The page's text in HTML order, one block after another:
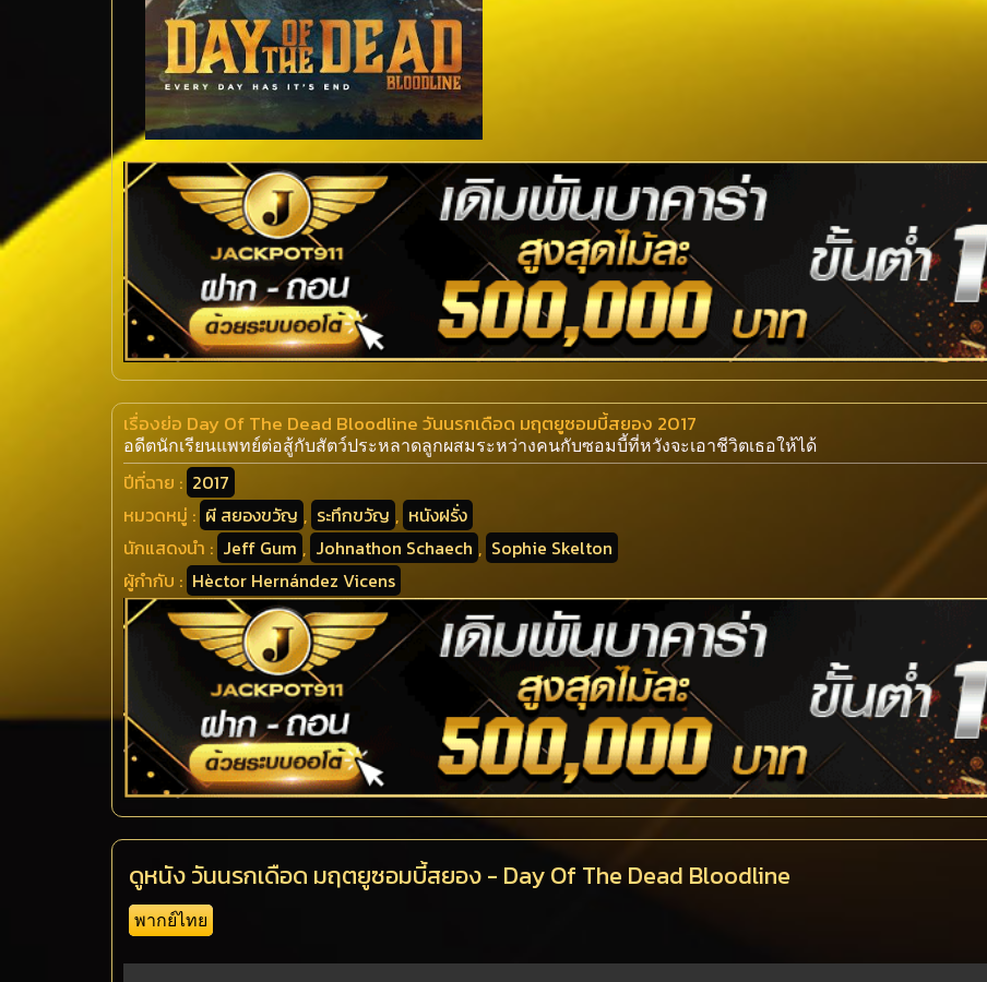
เรื่องย่อ Day Of The Dead Bloodline วันนรกเดือด มฤตยูซอมบี้สยอง 2017
อดีตนักเรียนแพทย์ต่อสู้กับสัตว์ประหลาดลูกผสมระหว่างคนกับซอมบี้ที่หวังจะเอาชีวิตเธอให้ได้
ปีที่ฉาย : 2017
หมวดหมู่ : ผี สยองขวัญ , ระทึกขวัญ , หนังฝรั่ง
นักแสดงนำ : Jeff Gum , Johnathon Schaech , Sophie Skelton
ผู้กำกับ : Hèctor Hernández Vicens
ดูหนัง วันนรกเดือด มฤตยูซอมบี้สยอง - Day Of The Dead Bloodline
พากย์ไทย